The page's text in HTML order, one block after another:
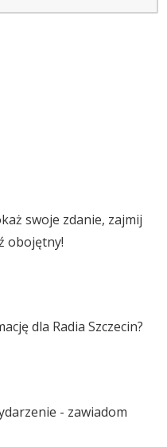
swoje zdanie, zajmij
obojętny!
dla Radia Szczecin?
- zawiadom